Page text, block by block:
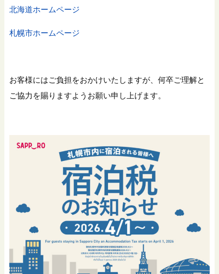
北海道ホームページ
札幌市ホームページ
お客様にはご負担をおかけいたしますが、何卒ご理解と
ご協力を賜りますようお願い申し上げます。